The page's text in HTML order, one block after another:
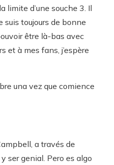
limite d’une souche 3. Il
suis toujours de bonne
être là-bas avec
et à mes fans, j’espère
una vez que comience
a través de
ser genial. Pero es algo